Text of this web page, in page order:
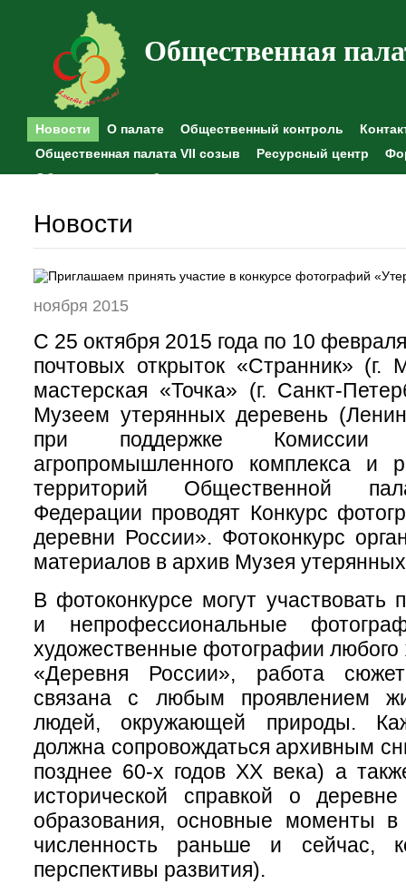
Общественная
Новости О палате Общественный контроль
Общественная палата VII созыв
Ресурсный центр
Общественные наблюдения
Новости
ноября 2015
С 25 октября 2015 года по 10
почтовых открыток «Странник» (г.
мастерская «Точка» (г. Санкт-
Музеем утерянных деревень
при поддержке
агропромышленного комплекса и
территорий Общественной
Федерации проводят Конкурс
деревни России». Фотоконкурс
материалов в архив Музея
В фотоконкурсе могут участвовать
и непрофессиональные
художественные фотографии любого
«Деревня России», работа
связана с любым проявлением
людей, окружающей природы.
должна сопровождаться архивным
позднее 60-х годов XX века) а
исторической справкой о
образования, основные моменты в
численность раньше и сейчас,
перспективы развития).